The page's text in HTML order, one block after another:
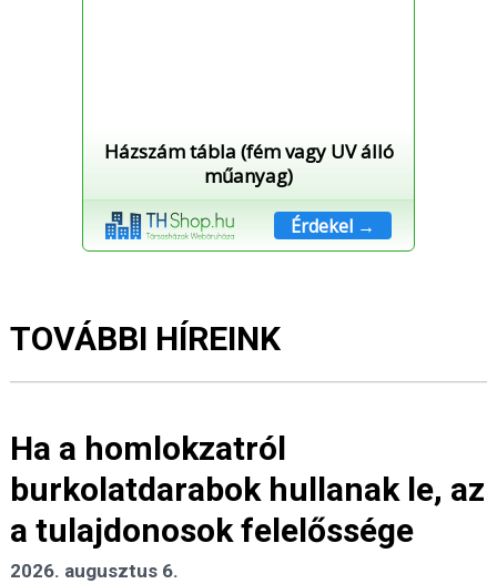
Házszám tábla (fém vagy UV álló
műanyag)
Érdekel →
TOVÁBBI HÍREINK
Ha a homlokzatról
burkolatdarabok hullanak le, az
a tulajdonosok felelőssége
2026. augusztus 6.